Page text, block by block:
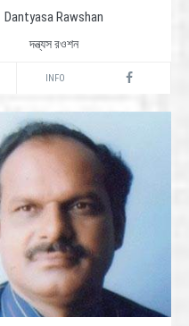
Dantyasa Rawshan
দন্ত্যস রওশন
INFO